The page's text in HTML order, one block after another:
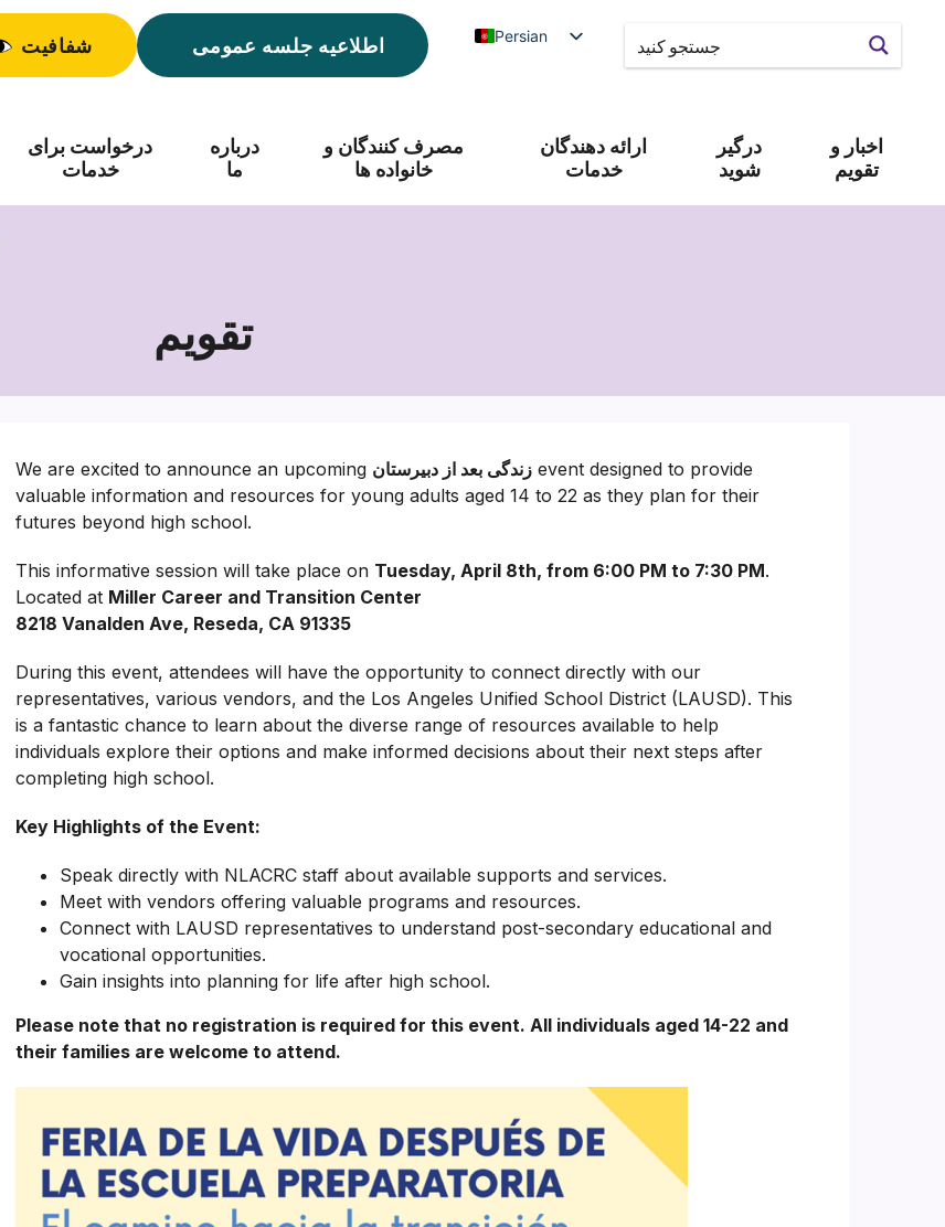
شفافیت اطلاعیه جلسه عمومی Persian
درخواست برای
خدمات
درباره
ما
مصرف کنندگان و
خانواده ها
ارائه دهندگان
خدمات
درگیر
شوید
اخبار و
تقویم
تقویم
We are excited to announce an upcoming زندگی بعد از دبیرستان event designed to provide
valuable information and resources for young adults aged 14 to 22 as they plan for their
futures beyond high school.
This informative session will take place on Tuesday, April 8th, from 6:00 PM to 7:30 PM.
Located at Miller Career and Transition Center
8218 Vanalden Ave, Reseda, CA 91335
During this event, attendees will have the opportunity to connect directly with our
representatives, various vendors, and the Los Angeles Unified School District (LAUSD). This
is a fantastic chance to learn about the diverse range of resources available to help
individuals explore their options and make informed decisions about their next steps after
completing high school.
Key Highlights of the Event:
Speak directly with NLACRC staff about available supports and services.
Meet with vendors offering valuable programs and resources.
Connect with LAUSD representatives to understand post-secondary educational and
vocational opportunities.
Gain insights into planning for life after high school.
Please note that no registration is required for this event. All individuals aged 14-22 and
their families are welcome to attend.